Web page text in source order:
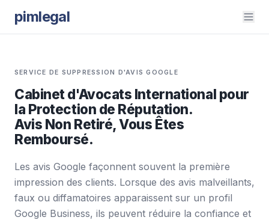
pimlegal
SERVICE DE SUPPRESSION D'AVIS GOOGLE
Cabinet d'Avocats International pour
la Protection de Réputation.
Avis Non Retiré, Vous Êtes
Remboursé.
Les avis Google façonnent souvent la première
impression des clients. Lorsque des avis malveillants,
faux ou diffamatoires apparaissent sur un profil
Google Business, ils peuvent réduire la confiance et